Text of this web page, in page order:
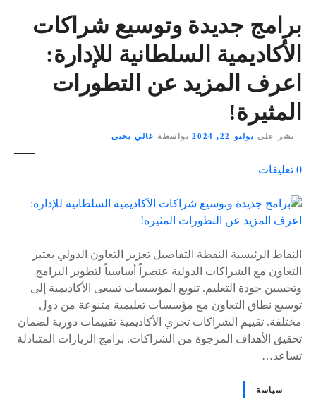
برامج جديدة وتوسيع شراكات
الأكاديمية السلطانية للإدارة:
اعرف المزيد عن التطورات
المثيرة!
نشر على يوليو 22, 2024 بواسطة غالي يحيى
0 تعليقات
ى
٪
النقاط الرئيسية النقطة التفاصيل تعزيز التعاون الدولي يعتبر
التعاون مع الشراكات الدولية عنصراً أساسياً لتطوير البرامج
وتحسين جودة التعليم. تنويع المؤسسات تسعى الأكاديمية إلى
توسيع نطاق التعاون مع مؤسسات تعليمية متنوعة من دول
مختلفة. تقييم الشراكات تجري الأكاديمية تقييمات دورية لضمان
تحقيق الأهداف المرجوة من الشراكات. برامج الزيارات المتبادلة
تساعد…
سياسة